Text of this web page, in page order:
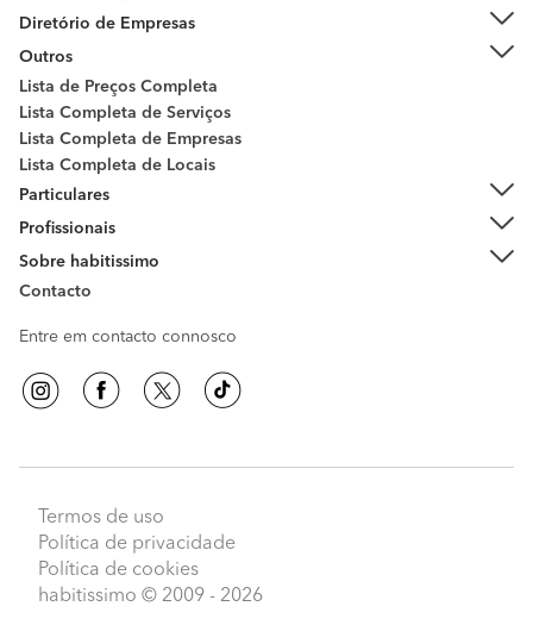
Diretório de Empresas
Outros
Lista de Preços Completa
Lista Completa de Serviços
Lista Completa de Empresas
Lista Completa de Locais
Particulares
Profissionais
Sobre habitissimo
Contacto
Entre em contacto connosco
Termos de uso
Política de privacidade
Política de cookies
habitissimo © 2009 - 2026